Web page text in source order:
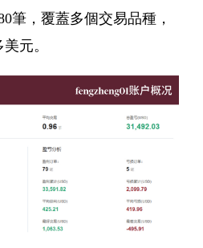
筆，覆蓋多個交易品種，
元。